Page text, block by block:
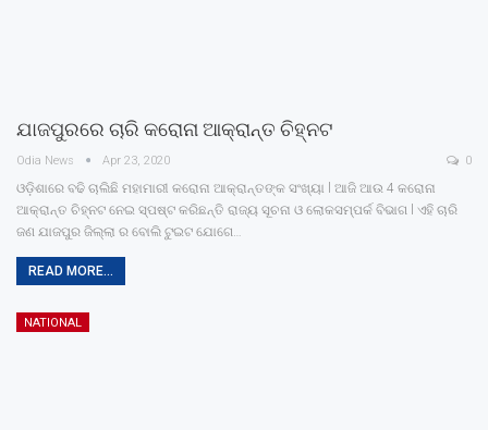
ଯାଜପୁରରେ ଚାରି କରୋନା ଆକ୍ରାନ୍ତ ଚିହ୍ନଟ
Odia News Apr 23, 2020 0
ଓଡ଼ିଶାରେ ବଢି ଚାଲିଛି ମହାମାରୀ କରୋନା ଆକ୍ରାନ୍ତଙ୍କ ସଂଖ୍ୟା l ଆଜି ଆଉ 4 କରୋନା
ଆକ୍ରାନ୍ତ ଚିହ୍ନଟ ନେଇ ସ୍ପଷ୍ଟ କରିଛନ୍ତି ରାଜ୍ୟ ସୂଚନା ଓ ଲୋକସମ୍ପର୍କ ବିଭାଗ l ଏହି ଚାରି
ଜଣ ଯାଜପୁର ଜିଲ୍ଲା ର ବୋଲି ଟୁଇଟ ଯୋଗେ…
READ MORE...
NATIONAL